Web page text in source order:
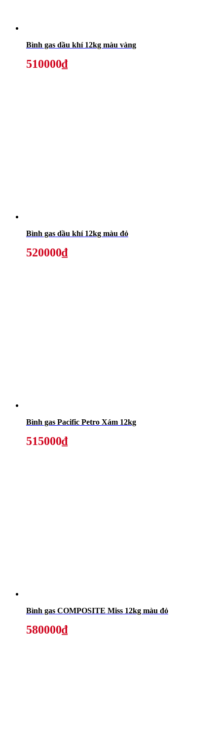
Bình gas dầu khí 12kg màu vàng
510000₫
Bình gas dầu khí 12kg màu đỏ
520000₫
Bình gas Pacific Petro Xám 12kg
515000₫
Bình gas COMPOSITE Miss 12kg màu đỏ
580000₫